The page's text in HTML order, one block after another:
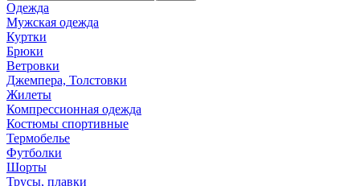
Одежда
Мужская одежда
Куртки
Брюки
Ветровки
Джемпера, Толстовки
Жилеты
Компрессионная одежда
Костюмы спортивные
Термобелье
Футболки
Шорты
Трусы, плавки